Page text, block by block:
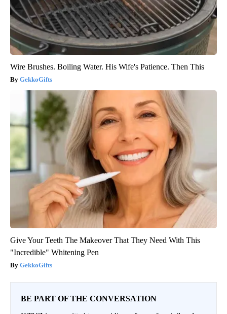
Wire Brushes. Boiling Water. His Wife's Patience. Then This
GekkoGifts
Give Your Teeth The Makeover That They Need With This
"Incredible" Whitening Pen
GekkoGifts
BE PART OF THE CONVERSATION